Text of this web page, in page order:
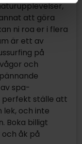
att göra
ni roa er i flera
är ett av
på
och
spa-
perfekt ställe att
lek, och inte
Boka billigt
och åk på